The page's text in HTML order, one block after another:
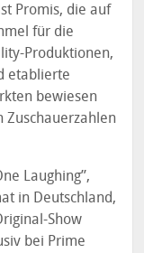
Promis, die auf
für die
Produktionen,
etablierte
bewiesen
Zuschauerzahlen
Laughing”,
in Deutschland,
Show
bei Prime